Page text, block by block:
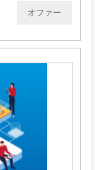
オファー